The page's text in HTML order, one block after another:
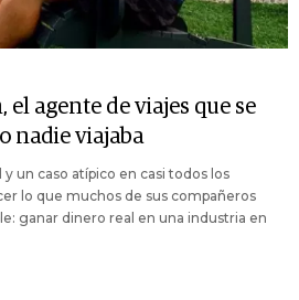
el agente de viajes que se
nadie viajaba
un caso atípico en casi todos los
lo que muchos de sus compañeros
ganar dinero real en una industria en